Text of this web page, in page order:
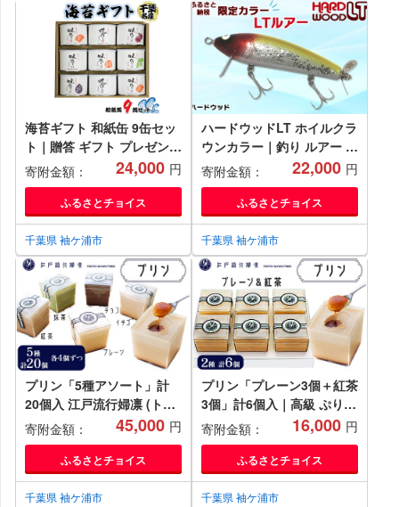
海苔ギフト 和紙缶 9缶セッ
ト｜贈答 ギフト プレゼント
お歳暮 高級 のり 海苔 箱 房
総 内房 千葉 袖ケ浦
[0116chp]
寄附金額： 24,000 円
ふるさとチョイス
千葉県 袖ケ浦市
ハードウッドLT ホイルクラ
ウンカラー｜釣り ルアー バ
ス 爆釣 トップウォーター
房総 袖ケ浦 [0158ch]
寄附金額： 22,000 円
ふるさとチョイス
千葉県 袖ケ浦市
プリン「5種アソート」計
20個入 江戸流行婦凛 (トウ
キョウハヤリ プリン)｜高
級 ぷりん スイーツ ブラン
ド卵 プリンセスエッグ ブラ
ンド 卵 たまご 袖ケ浦 千葉
[0489]
寄附金額： 45,000 円
ふるさとチョイス
千葉県 袖ケ浦市
プリン「プレーン3個＋紅茶
3個」計6個入｜高級 ぷりん
スイーツ ブランド卵 プリン
セスエッグ ブランド 卵 た
まご 袖ケ浦 千葉 [0215ch]
寄附金額： 16,000 円
ふるさとチョイス
千葉県 袖ケ浦市